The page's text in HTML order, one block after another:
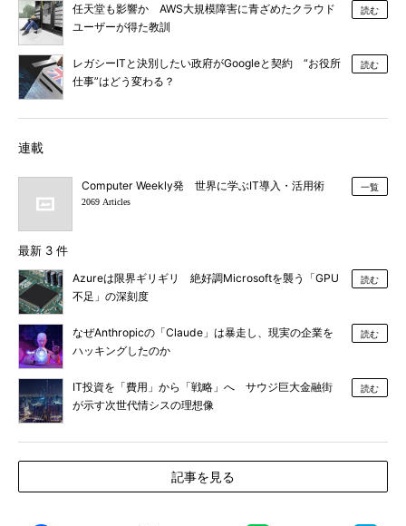
任天堂も影響か AWS大規模障害に青ざめたクラウド
ユーザーが得た教訓
読む
レガシーITと決別したい政府がGoogleと契約 “お役所
仕事”はどう変わる？
読む
連載
Computer Weekly発 世界に学ぶIT導入・活用術
2069 Articles
一覧
最新 3 件
Azureは限界ギリギリ 絶好調Microsoftを襲う「GPU
不足」の深刻度
読む
なぜAnthropicの「Claude」は暴走し、現実の企業を
ハッキングしたのか
読む
IT投資を「費用」から「戦略」へ サウジ巨大金融街
が示す次世代情シスの理想像
読む
記事を見る